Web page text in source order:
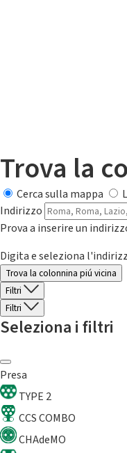
Trova la
Cerca sulla mappa
Indirizzo
Prova a inserire un
Digita e seleziona
Trova la colonnina piú vicina
Filtri
Filtri
Seleziona i filtri
Presa
TYPE 2
CCS COMBO
CHAdeMO